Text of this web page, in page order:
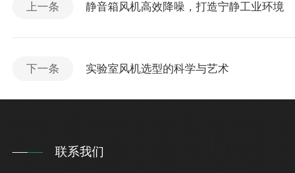
上一条 静音箱风机高效降噪，打造宁静工业环境
下一条 实验室风机选型的科学与艺术
联系我们